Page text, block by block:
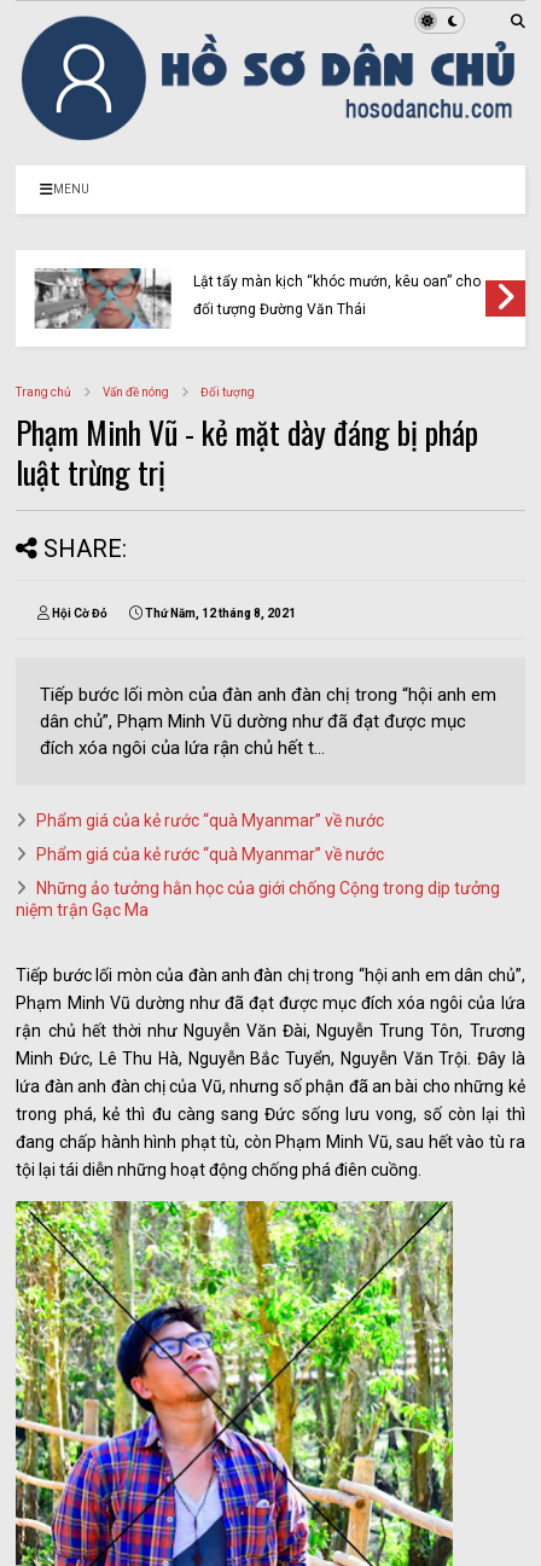
MENU
Lật tẩy màn kịch “khóc mướn, kêu oan” cho
đối tượng Đường Văn Thái
Trang chủ Vấn đề nóng Đối tượng
Phạm Minh Vũ - kẻ mặt dày đáng bị pháp
luật trừng trị
SHARE:
Hội Cờ Đỏ Thứ Năm, 12 tháng 8, 2021
Tiếp bước lối mòn của đàn anh đàn chị trong “hội anh em
dân chủ”, Phạm Minh Vũ dường như đã đạt được mục
đích xóa ngôi của lứa rận chủ hết t...
Phẩm giá của kẻ rước “quà Myanmar” về nước
Phẩm giá của kẻ rước “quà Myanmar” về nước
Những ảo tưởng hằn học của giới chống Cộng trong dịp tưởng
niệm trận Gạc Ma
Tiếp bước lối mòn của đàn anh đàn chị trong “hội anh em dân chủ”,
Phạm Minh Vũ dường như đã đạt được mục đích xóa ngôi của lứa
rận chủ hết thời như Nguyễn Văn Đài, Nguyễn Trung Tôn, Trương
Minh Đức, Lê Thu Hà, Nguyễn Bắc Tuyển, Nguyễn Văn Trội. Đây là
lứa đàn anh đàn chị của Vũ, nhưng số phận đã an bài cho những kẻ
trong phá, kẻ thì đu càng sang Đức sống lưu vong, số còn lại thì
đang chấp hành hình phạt tù, còn Phạm Minh Vũ, sau hết vào tù ra
tội lại tái diễn những hoạt động chống phá điên cuồng.